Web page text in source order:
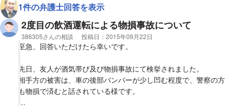
此処で、質問でありますが、当の本人は過去2度酒気帯びにて処
罰されております。
今回が3度目となるそうです。
以下参照下さい。
初犯が12年程前のことで、車にて酒気帯びにて免停処分。
その1年後位に2度目はバイクにて。酒気帯びにて免許剥奪処分。
1件の弁護士回答を表示
2度目の飲酒運転による物損事故について
相談者
386305さんの相談 投稿日： 2015年09月22日
至急、回答いただけたら幸いです。
先日、友人が酒気帯び及び物損事故にて検挙されました。
相手方の被害は、車の後部バンパーが少し凹む程度で、警察の方
も物損で済むと話されている様です。